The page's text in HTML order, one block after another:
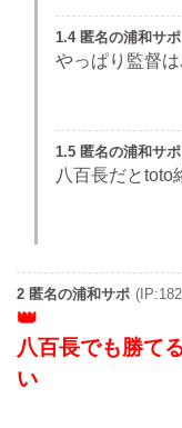
1.4 匿名の浦和サポ
やっぱり監督
1.5 匿名の浦和サポ
八百長だと
2 匿名の浦和サポ
八百長でも勝て
い